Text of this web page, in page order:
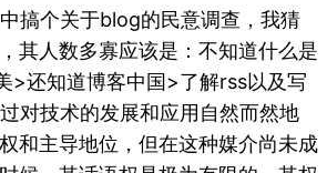
搞个关于blog的民意调查，我猜
其人数多寡应该是：不知道什么是
>还知道博客中国>了解rss以及写
对技术的发展和应用自然而然地
和主导地位，但在这种媒介尚未成